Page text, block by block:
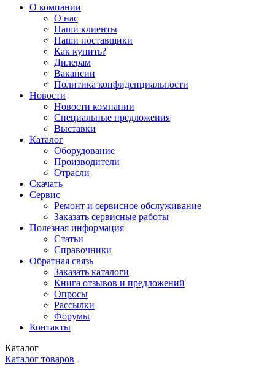
О компании
О нас
Наши клиенты
Наши поставщики
Как купить?
Дилерам
Вакансии
Политика конфиденциальности
Новости
Новости компании
Специальные предложения
Выставки
Каталог
Оборудование
Производители
Отрасли
Скачать
Сервис
Ремонт и сервисное обслуживание
Заказать сервисные работы
Полезная информация
Статьи
Справочники
Обратная связь
Заказать каталоги
Книга отзывов и предложений
Опросы
Рассылки
Форумы
Контакты
Каталог
Каталог товаров